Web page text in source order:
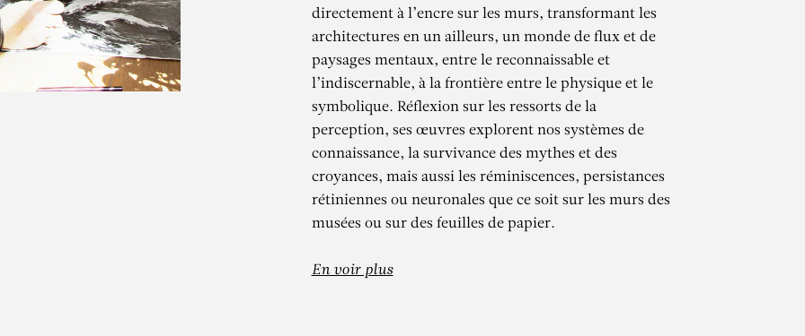
BENCHAMMA
et Soupirs – Installation
directement à l’encre sur les murs, transformant les
architectures en un ailleurs, un monde de flux et de
paysages mentaux, entre le reconnaissable et
l’indiscernable, à la frontière entre le physique et le
symbolique. Réflexion sur les ressorts de la
perception, ses œuvres explorent nos systèmes de
connaissance, la survivance des mythes et des
croyances, mais aussi les réminiscences, persistances
rétiniennes ou neuronales que ce soit sur les murs des
musées ou sur des feuilles de papier.
En voir plus